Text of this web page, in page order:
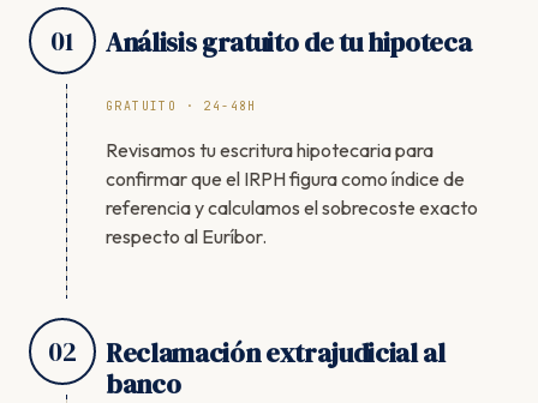
01 Análisis gratuito de tu hipoteca
GRATUITO · 24-48H
Revisamos tu escritura hipotecaria para
confirmar que el IRPH figura como índice de
referencia y calculamos el sobrecoste exacto
respecto al Euríbor.
02
Reclamación extrajudicial al
banco